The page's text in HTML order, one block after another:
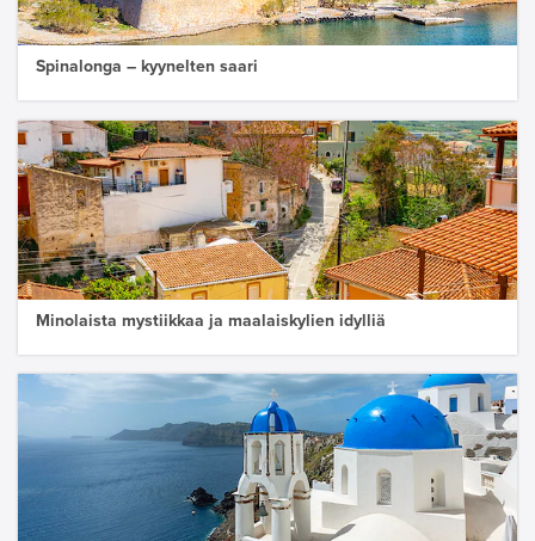
Spinalonga – kyynelten saari
Minolaista mystiikkaa ja maalaiskylien idylliä